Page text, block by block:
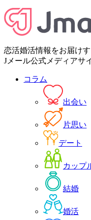
恋活婚活情報をお届けす
Jメール公式メディアサ
コラム
出会い
片思い
デート
カップ
結婚
婚活